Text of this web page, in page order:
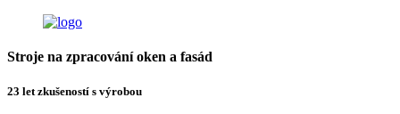
Stroje na zpracování oken a fasád
23 let zkušeností s výrobou